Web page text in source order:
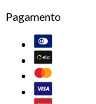
Pagamento